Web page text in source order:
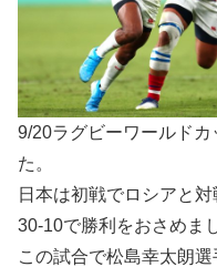
9/20ラグビーワールド
た。
日本は初戦でロシアと対
30-10で勝利をおさめま
この試合で松島幸太朗